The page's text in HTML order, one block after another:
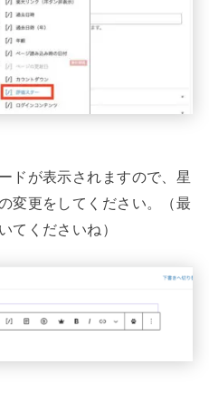
ドが表示されますので、星
変更をしてください。（最
てくださいね）